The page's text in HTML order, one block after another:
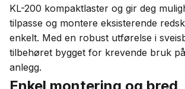
KL-200 kompaktlaster og gir deg
tilpasse og montere eksisterende
enkelt. Med en robust utførelse i
tilbehøret bygget for krevende bruk
anlegg.